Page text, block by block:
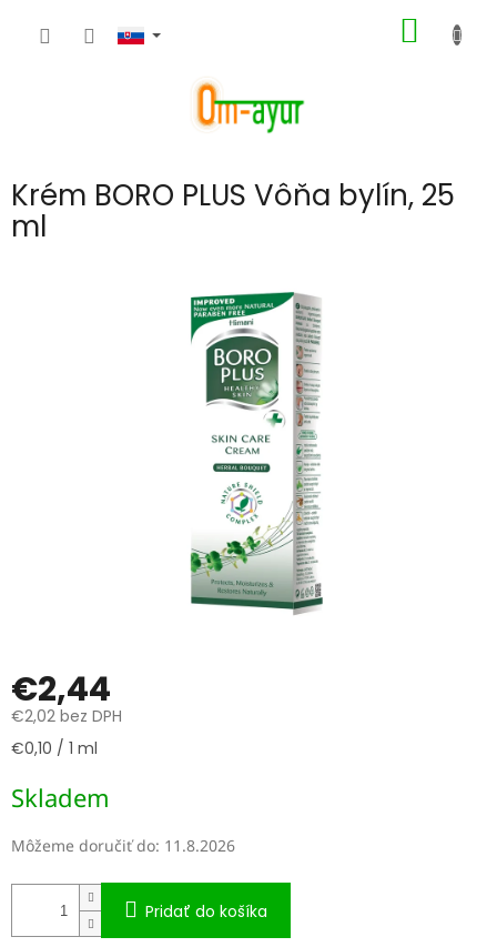
Krém BORO PLUS Vôňa bylín, 25
ml
€2,44
€2,02 bez DPH
Jednotková
€0,10 / 1 ml
Skladem
Môžeme doručiť do: 11.8.2026
Pridať do košíka